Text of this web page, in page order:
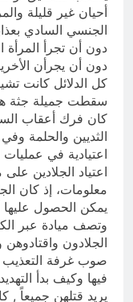
أحيان غير قليلة
الجنسي السادي
دون أن تجرأ المرأة
دون أن يجرأن
كل الدلائل كانت
سقطت جميلة جثة
كان فرك أعقاب
الثديين والحلمة وفي
اعتيادية في عمليات
اعتياد الجلادين
معلومات، إذ كان
يمكن الحصول عليها أو
وتصف ميادة عبر
الجلادون واقتادوهن
صوب غرفة التعذيب
فيها وكيف بدأ التهديد
يريد قتلهن جميعاً ,